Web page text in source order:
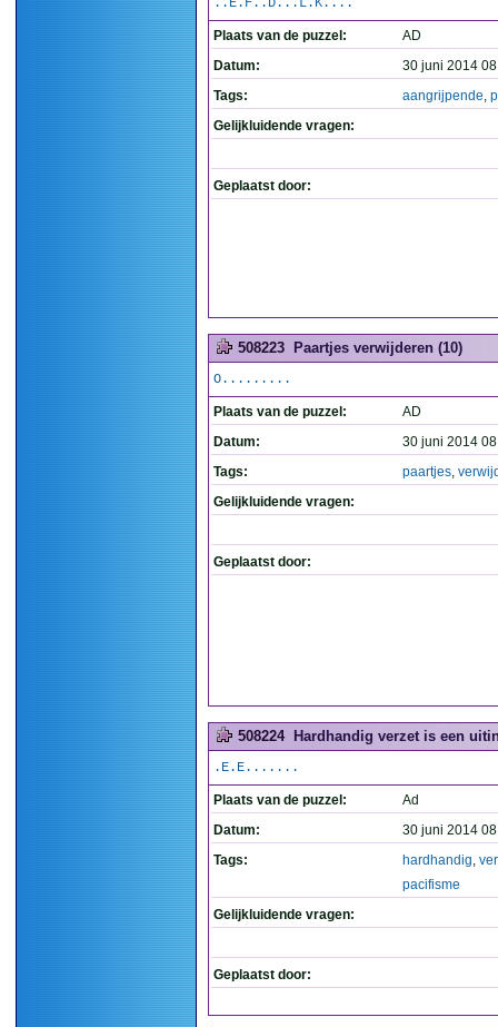
..E.F..D...L.K....
Plaats van de puzzel:
AD
Datum:
30 juni 2014
Tags:
aangrijpende,
Gelijkluidende vragen:
Geplaatst door:
508223 Paartjes verwijderen (10)
O.........
Plaats van de puzzel:
AD
Datum:
30 juni 2014
Tags:
paartjes,
Gelijkluidende vragen:
Geplaatst door:
508224 Hardhandig verzet is een
.E.E.......
Plaats van de puzzel:
Ad
Datum:
30 juni 2014
Tags:
hardhandig,
pacifisme
Gelijkluidende vragen:
Geplaatst door: